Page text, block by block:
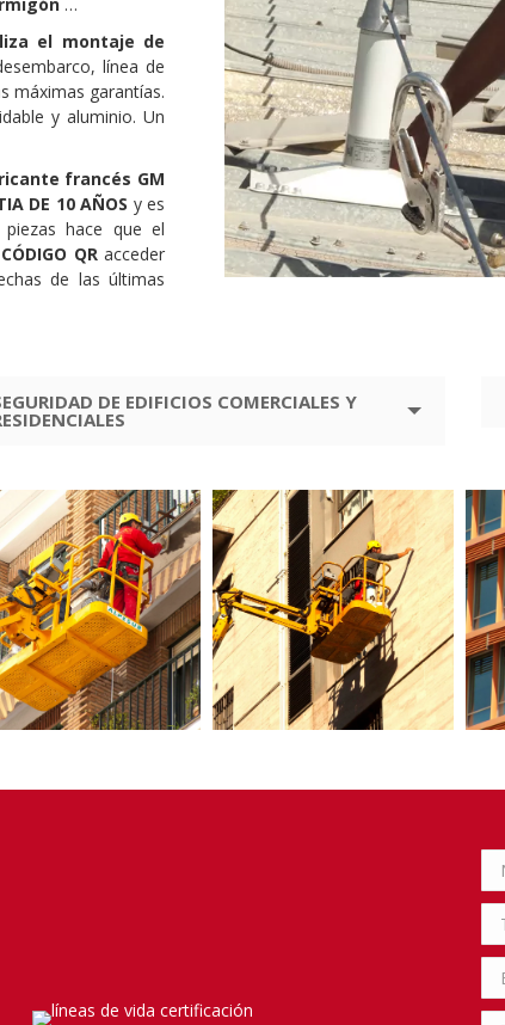
el montaje de
línea de
máximas garantías.
y aluminio. Un
francés GM
DE 10 AÑOS y es
hace que el
CÓDIGO QRacceder
de las últimas
DE EDIFICIOS COMERCIALES Y